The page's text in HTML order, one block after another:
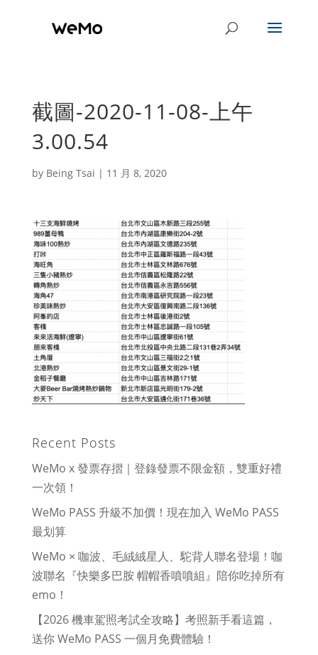
截圖-2020-11-08-上午
3.00.54
by Being Tsai | 11 月 8, 2020
Recent Posts
WeMo x 發票存摺｜登錄發票不限金額，雙重好禮
一次領！
WeMo PASS 升級不加價！現在加入 WeMo PASS
最划算
WeMo × 咖波、毛絨絨星人、駝背人聯名登場！咖
波聯名『快樂多巴胺 帽帽香噴噴組』陪你吃掉所有
emo！
【2026 機車駕照考試全攻略】考照新手看這篇，
送你 WeMo PASS 一個月免費體驗！